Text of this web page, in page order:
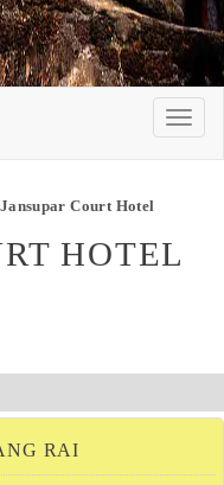
Court Hotel
HOTEL
RAI